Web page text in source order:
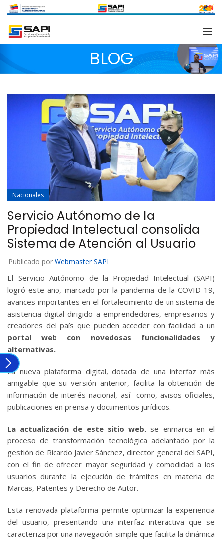
BLOG
Nacionales
Servicio Autónomo de la
Propiedad Intelectual consolida
Sistema de Atención al Usuario
Publicado por Webmaster SAPI
El Servicio Autónomo de la Propiedad Intelectual (SAPI)
logró este año, marcado por la pandemia de la COVID-19,
avances importantes en el fortalecimiento de un sistema de
asistencia digital dirigido a emprendedores, empresarios y
creadores del país que pueden acceder con facilidad a un
portal web con novedosas funcionalidades y
alternativas.
La nueva plataforma digital, dotada de una interfaz más
amigable que su versión anterior, facilita la obtención de
información de interés nacional, así como, avisos oficiales,
publicaciones en prensa y documentos jurídicos.
La actualización de este sitio web, se enmarca en el
proceso de transformación tecnológica adelantado por la
gestión de Ricardo Javier Sánchez, director general del SAPI,
con el fin de ofrecer mayor seguridad y comodidad a los
usuarios durante la ejecución de trámites en materia de
Marcas, Patentes y Derecho de Autor.
Esta renovada plataforma permite optimizar la experiencia
del usuario, presentando una interfaz interactiva que se
caracteriza por una navegación simple que facilita la dinámica